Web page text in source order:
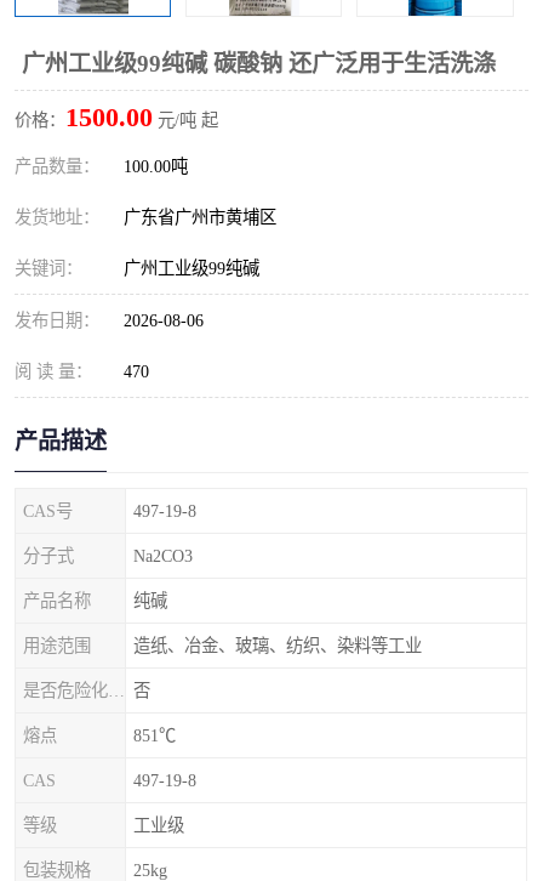
广州工业级99纯碱 碳酸钠 还广泛用于生活洗涤
价格： 1500.00 元/吨 起
产品数量： 100.00吨
发货地址： 广东省广州市黄埔区
关键词： 广州工业级99纯碱
发布日期： 2026-08-06
阅 读 量： 470
产品描述
CAS号 497-19-8
分子式 Na2CO3
产品名称 纯碱
用途范围 造纸、冶金、玻璃、纺织、染料等工业
否
熔点 851℃
CAS 497-19-8
等级 工业级
包装规格 25kg
尿素
聚合硫酸铁 磷酸二氢钠
大苏打